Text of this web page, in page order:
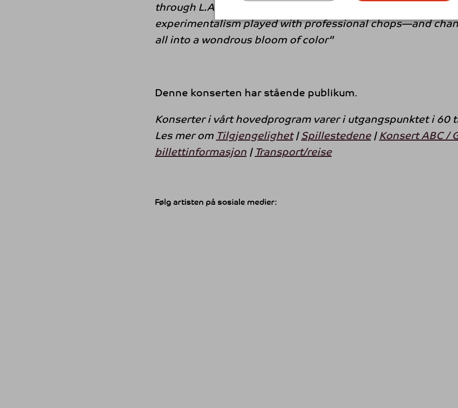
through L.A. the last few years—ambient jazz, new-age
experimentalism played with professional chops—and
all into a wondrous bloom of color"
Denne konserten har stående publikum.
Konserter i vårt hovedprogram varer i utgangspunktet i 60
Les mer om Tilgjengelighet| Spillestedene| Konsert ABC /
billettinformasjon | Transport/reise
Følg artisten på sosiale medier: